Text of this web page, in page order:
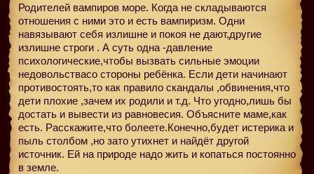
Родителей вампиров море. Когда не складываются
отношения с ними это и есть вампиризм. Одни
навязывают себя излишне и покоя не дают,другие
излишне строги . А суть одна -давление
психологические,чтобы вызвать сильные эмоции
недовольствасо стороны ребёнка. Если дети начинают
противостоять,то как правило скандалы ,обвинения,что
дети плохие ,зачем их родили и т.д. Что угодно,лишь бы
достать и вывести из равновесия. Объясните маме,как
есть. Расскажите,что болеете.Конечно,будет истерика и
пыль столбом ,но зато утихнет и найдёт другой
источник. Ей на природе надо жить и копаться постоянно
в земле.